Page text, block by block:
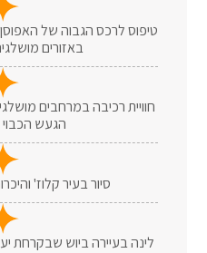
טיפוס לרכס הגבוה של
באזורים
חוויית רכיבה במרחבים
הגעש הכבוי
סיור בעיר קלוז'
לינה בעיירה ביוש שבקרחת